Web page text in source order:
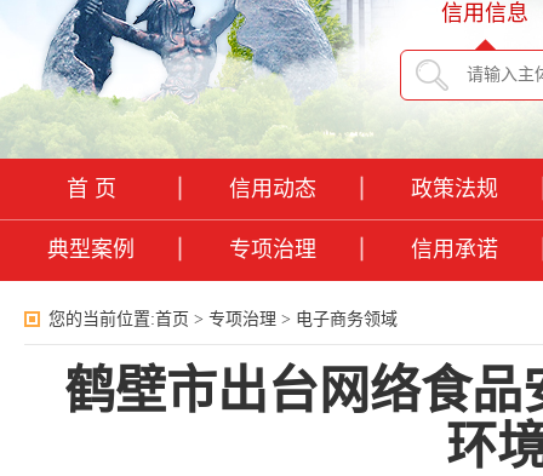
信用信息
首 页 信用动态 政策法规
典型案例 专项治理 信用承诺
您的当前位置:首页 > 专项治理 > 电子商务领域
鹤壁市出台网络食
环